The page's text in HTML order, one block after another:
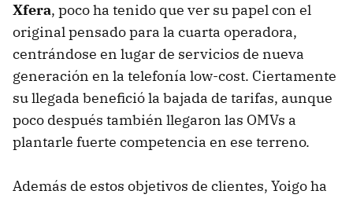
Xfera, poco ha tenido que ver su papel con el
original pensado para la cuarta operadora,
centrándose en lugar de servicios de nueva
generación en la telefonía low-cost. Ciertamente
su llegada benefició la bajada de tarifas, aunque
poco después también llegaron las OMVs a
plantarle fuerte competencia en ese terreno.
Además de estos objetivos de clientes, Yoigo ha